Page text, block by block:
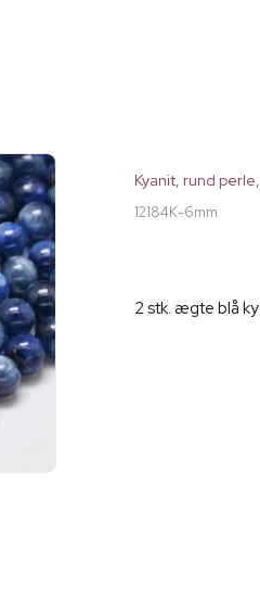
Kyanit, rund
12184K-6mm
2 stk. ægte blå